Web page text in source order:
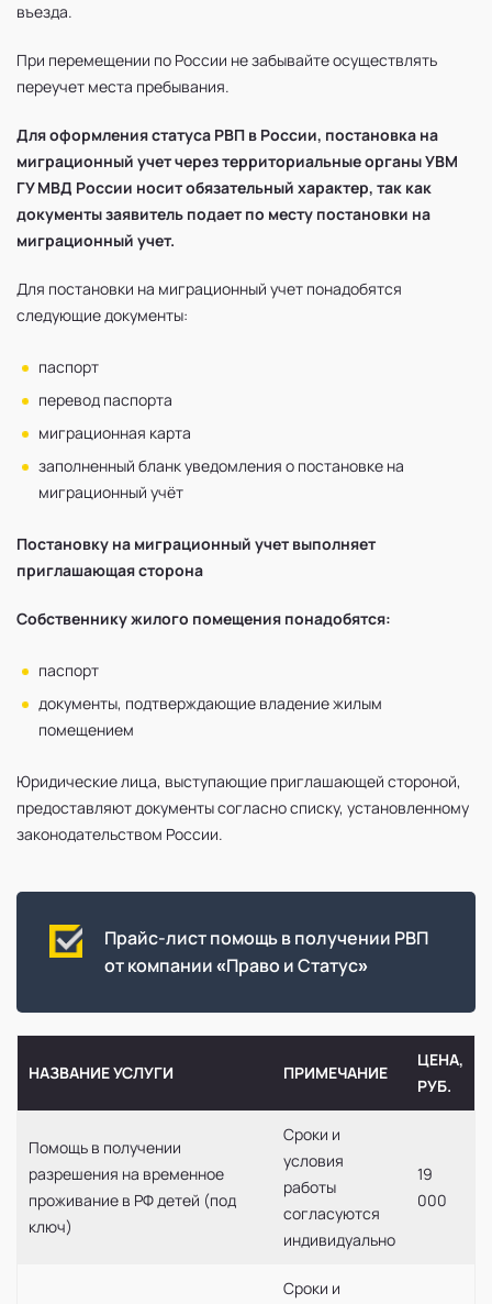
въезда.
При перемещении по России не забывайте осуществлять
переучет места пребывания.
Для оформления статуса РВП в России, постановка на
миграционный учет через территориальные органы УВМ
ГУ МВД России носит обязательный характер, так как
документы заявитель подает по месту постановки на
миграционный учет.
Для постановки на миграционный учет понадобятся
следующие документы:
паспорт
перевод паспорта
миграционная карта
заполненный бланк уведомления о постановке на
миграционный учёт
Постановку на миграционный учет выполняет
приглашающая сторона
Собственнику жилого помещения понадобятся:
паспорт
документы, подтверждающие владение жилым
помещением
Юридические лица, выступающие приглашающей стороной,
предоставляют документы согласно списку, установленному
законодательством России.
Прайс-лист помощь в получении РВП
от компании «Право и Статус»
НАЗВАНИЕ УСЛУГИ ПРИМЕЧАНИЕ
ЦЕНА,
РУБ.
Помощь в получении
разрешения на временное
проживание в РФ детей (под
ключ)
Сроки и
условия
работы
согласуются
индивидуально
19
000
Сроки и